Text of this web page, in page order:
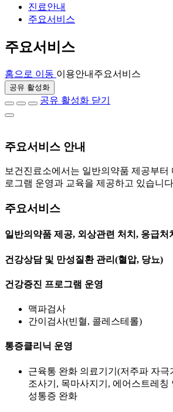
진료안내
주요서비스
주요서비스
홈으로 이동 이용안내 주요서비스
공유 활성화
공유 활성화 닫기
주요서비스 안내
보건진료소에서는 일반의약품 제공부터
로그램 운영과 교육을 제공하고 있습니
주요서비스
일반의약품 제공, 외상관련 처치, 응급처
건강상담 및 만성질환 관리(혈압, 당뇨)
건강증진 프로그램 운영
맥파검사
간이검사(빈혈, 콜레스테롤)
통증클리닉 운영
근육통 완화 의료기기(저주파 자
조사기, 목마사지기, 에어스트레칭
성통증 완화